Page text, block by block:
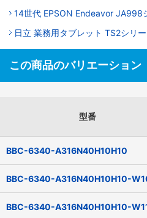
14世代 EPSON Endeavor JA998
日立 業務用タブレット TS2シリ
この商品のバリエーション
型番
BBC-6340-A316N40H10H10
BBC-6340-A316N40H10H10-
BBC-6340-A316N40H10H10-